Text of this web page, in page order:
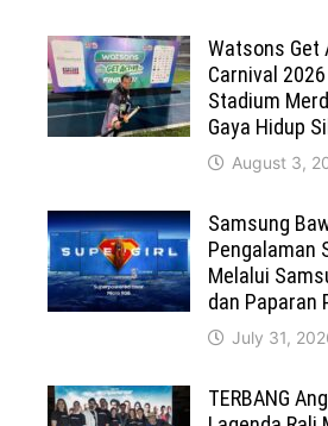
Watsons Get
Carnival
Stadium
Gaya Hidup
August 3,
Samsung
Pengalaman
Melalui
dan Paparan
July 31,
TERBANG